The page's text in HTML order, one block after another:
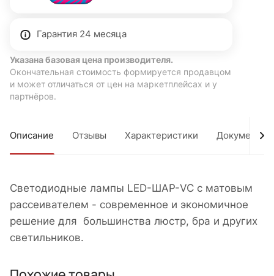
Гарантия 24 месяца
Указана базовая цена производителя.
Окончательная стоимость формируется продавцом
и может отличаться от цен на маркетплейсах и у
партнёров.
Описание Отзывы Характеристики Документы
Светодиодные лампы LED-ШАР-VC с матовым
рассеивателем - современное и экономичное
решение для большинства люстр, бра и других
светильников.